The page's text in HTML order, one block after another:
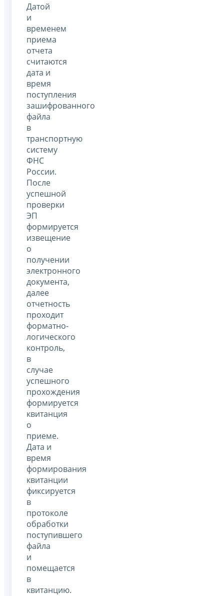
Датой
и
временем
приема
отчета
считаются
дата и
время
поступления
зашифрованного
файла
в
транспортную
систему
ФНС
России.
После
успешной
проверки
ЭП
формируется
извещение
о
получении
электронного
документа,
далее
отчетность
проходит
форматно-
логического
контроль,
в
случае
успешного
прохождения
формируется
квитанция
о
приеме.
Дата и
время
формирования
квитанции
фиксируется
в
протоколе
обработки
поступившего
файла
и
помещается
в
квитанцию.